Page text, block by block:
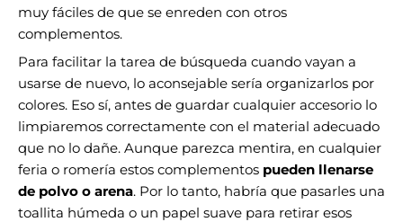
muy fáciles de que se enreden con otros
complementos.
Para facilitar la tarea de búsqueda cuando vayan a
usarse de nuevo, lo aconsejable sería organizarlos por
colores. Eso sí, antes de guardar cualquier accesorio lo
limpiaremos correctamente con el material adecuado
que no lo dañe. Aunque parezca mentira, en cualquier
feria o romería estos complementos pueden llenarse
de polvo o arena. Por lo tanto, habría que pasarles una
toallita húmeda o un papel suave para retirar esos